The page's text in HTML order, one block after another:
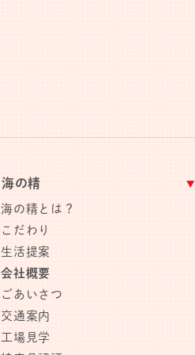
海の精
海の精とは？
こだわり
生活提案
会社概要
ごあいさつ
交通案内
工場見学